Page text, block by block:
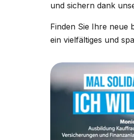
und sichern dank
Finden Sie Ihre neue
ein vielfältiges und